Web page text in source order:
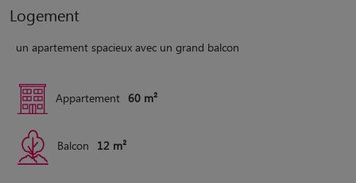
Logement
un apartement spacieux avec un grand balcon
Appartement 60 m²
Balcon 12 m²